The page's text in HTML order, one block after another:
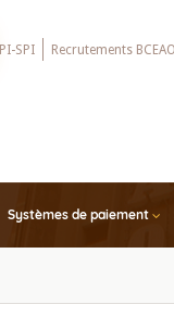
PI-SPI Recrutements BCEAO
Systèmes de paiement